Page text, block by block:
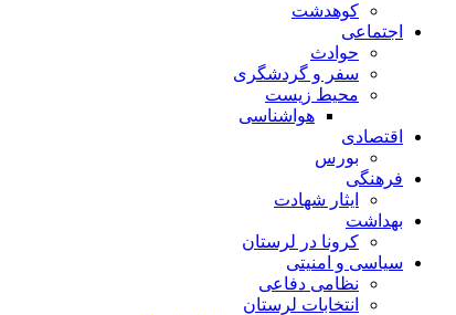
کوهدشت
اجتماعی
حوادث
سفر و گردشگری
محیط زیست
هواشناسی
اقتصادی
بورس
فرهنگی
ایثار شهادت
بهداشت
کرونا در لرستان
سیاسی و امنیتی
نظامی دفاعی
انتخابات لرستان